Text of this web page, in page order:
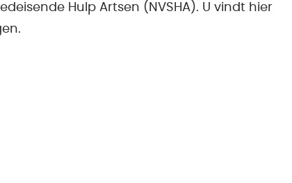
Hulp Artsen (NVSHA). U vindt hier